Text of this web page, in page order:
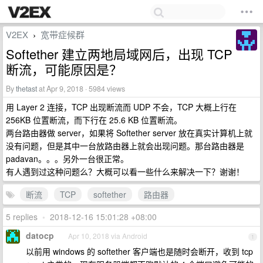
V2EX › 宽带症候群
Softether 建立两地局域网后，出现 TCP
断流，可能原因是？
Bythetastat Apr 9, 2018 · 5984 views
用 Layer 2 连接，TCP 出现断流而 UDP 不会，TCP 大概上行在
256KB 位置断流，而下行在 25.6 KB 位置断流。
两台路由器做 server，如果将 Softether server 放在真实计算机上就
没有问题，但是其中一台放路由器上就会出现问题。那台路由器是
padavan。。。另外一台很正常。
有人遇到过这种问题么？大概可以看一些什么来解决一下？谢谢！
断流
TCP softether
路由器
5 replies • 2018-12-16 15:01:28 +08:00
1
datocp Apr 10, 2018 via Android
以前用 windows 的 softether 客户端也是随时会断开，收到 tcp